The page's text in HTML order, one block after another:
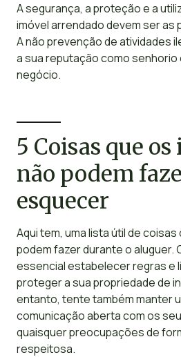
A segurança, a proteção e a
imóvel arrendado devem ser as
A não prevenção de atividades
a sua reputação como senhorio
negócio.
5 Coisas que
não podem
esquecer
Aqui tem, uma lista útil de
podem fazer durante o aluguer.
essencial estabelecer regras e
proteger a sua propriedade de
entanto, tente também manter
comunicação aberta com os
quaisquer preocupações de
respeitosa.